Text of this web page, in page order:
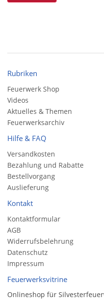
Rubriken
Feuerwerk Shop
Videos
Aktuelles & Themen
Feuerwerksarchiv
Hilfe & FAQ
Versandkosten
Bezahlung und Rabatte
Bestellvorgang
Auslieferung
Kontakt
Kontaktformular
AGB
Widerrufsbelehrung
Datenschutz
Impressum
Feuerwerksvitrine
Onlineshop für